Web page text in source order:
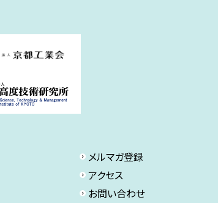
メルマガ登録
アクセス
お問い合わせ